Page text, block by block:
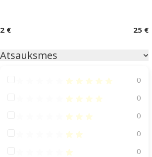
2 € 25 €
Atsauksmes
Atsauksmes 100%
0
Atsauksmes 80%
0
Atsauksmes 60%
0
Atsauksmes 40%
0
Atsauksmes 20%
0